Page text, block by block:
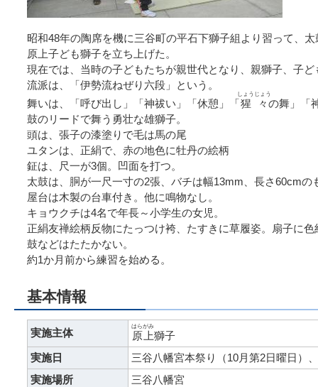
昭和48年の陶席を機に三谷町の平石下獅子組より習って、
原上子ども獅子を立ち上げた。
現在では、当時の子どもたちが親世代となり、親獅子、子
流派は、「伊勢流ねぜり六段」という。
舞いは、「呼び出し」「神祓い」「休憩」「猩々
しょうじょう
の舞」「
鼓のリードで舞う勇壮な雄獅子。
頭は、張子の漆塗りで毛は馬の尾
ユタンは、正絹で、赤の地色に牡丹の絵柄
鉦は、尺一が3個。凹面を打つ。
太鼓は、胴が一尺一寸の2張、バチは幅13mm、長さ60cmの
屋台は木製の台車付き。他に鳴物なし。
キョウクチは4名で年長～小学生の女児。
正絹友禅絵柄反物にたっつけ袴、たすきに草履姿。扇子に
鼓などはたたかない。
約1か月前から練習を始める。
基本情報
実施主体 原上
はらがみ
獅子
実施日
三谷八幡宮本祭り（10月第2日曜日）
実施場所
三谷八幡宮